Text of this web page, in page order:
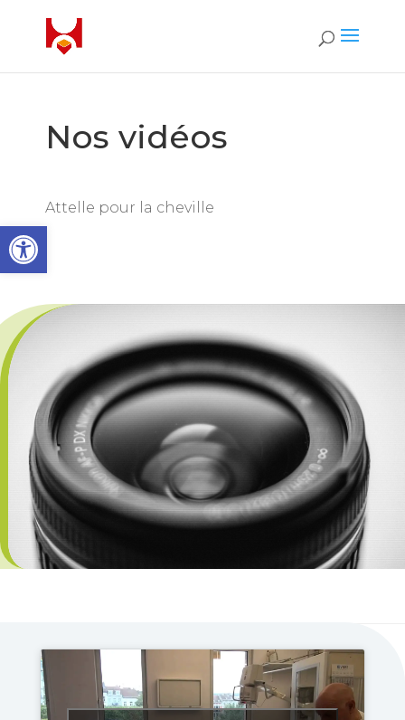
Ouvrir la barre d’outils
Nos vidéos
Attelle pour la cheville